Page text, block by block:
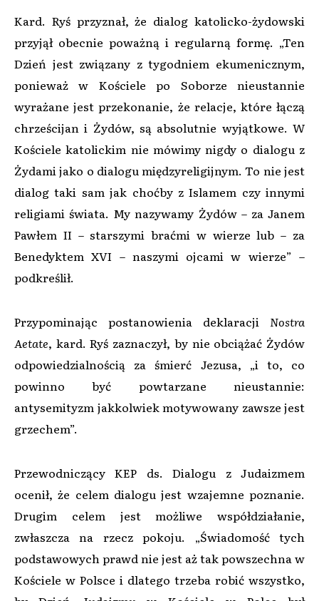
Kard. Ryś przyznał, że dialog katolicko-żydowski
przyjął obecnie poważną i regularną formę. „Ten
Dzień jest związany z tygodniem ekumenicznym,
ponieważ w Kościele po Soborze nieustannie
wyrażane jest przekonanie, że relacje, które łączą
chrześcijan i Żydów, są absolutnie wyjątkowe. W
Kościele katolickim nie mówimy nigdy o dialogu z
Żydami jako o dialogu międzyreligijnym. To nie jest
dialog taki sam jak choćby z Islamem czy innymi
religiami świata. My nazywamy Żydów – za Janem
Pawłem II – starszymi braćmi w wierze lub – za
Benedyktem XVI – naszymi ojcami w wierze” –
podkreślił.
Przypominając postanowienia deklaracji Nostra
Aetate, kard. Ryś zaznaczył, by nie obciążać Żydów
odpowiedzialnością za śmierć Jezusa, „i to, co
powinno być powtarzane nieustannie:
antysemityzm jakkolwiek motywowany zawsze jest
grzechem”.
Przewodniczący KEP ds. Dialogu z Judaizmem
ocenił, że celem dialogu jest wzajemne poznanie.
Drugim celem jest możliwe współdziałanie,
zwłaszcza na rzecz pokoju. „Świadomość tych
podstawowych prawd nie jest aż tak powszechna w
Kościele w Polsce i dlatego trzeba robić wszystko,